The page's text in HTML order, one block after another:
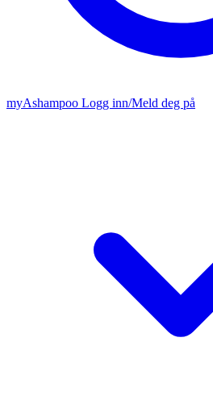
myAshampoo Logg inn/Meld deg på